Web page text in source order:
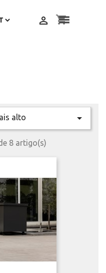
shopping_cart

alto 
8 artigo(s)